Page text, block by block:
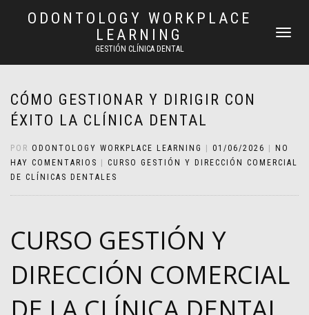
ODONTOLOGY WORKPLACE
LEARNING
GESTIÓN CLÍNICA DENTAL
CAMBIAR
CÓMO GESTIONAR Y DIRIGIR CON
ÉXITO LA CLÍNICA DENTAL
POR ODONTOLOGY WORKPLACE LEARNING 01/06/2026
NO
HAY COMENTARIOS
CURSO GESTIÓN Y DIRECCIÓN COMERCIAL
DE CLÍNICAS DENTALES
CURSO GESTIÓN Y
DIRECCIÓN COMERCIAL